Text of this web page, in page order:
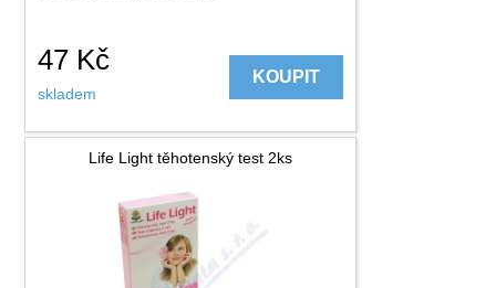
47 Kč
skladem
KOUPIT
Life Light těhotenský test 2ks